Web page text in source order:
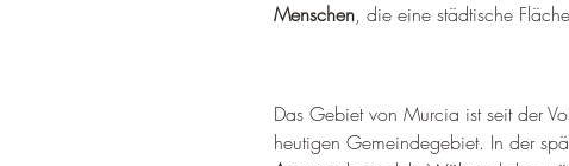
Menschen, die eine städtische
Das Gebiet von Murcia ist seit der
heutigen Gemeindegebiet. In der